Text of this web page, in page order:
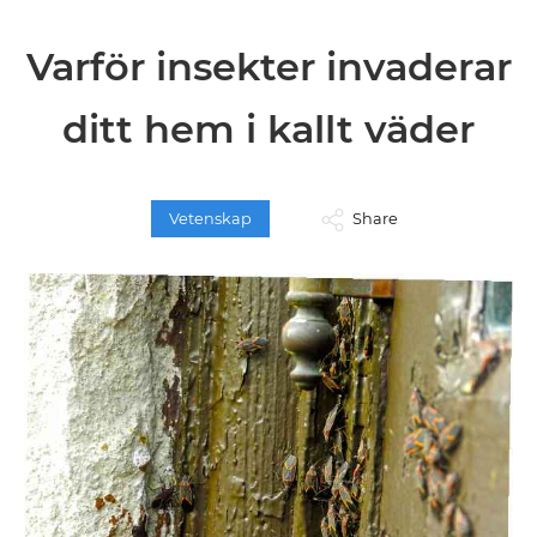
Varför insekter invaderar
ditt hem i kallt väder
Vetenskap Share